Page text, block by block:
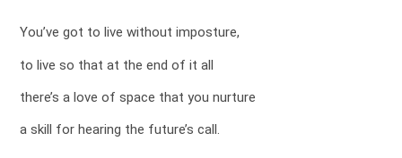
You’ve got to live without imposture,
to live so that at the end of it all
there’s a love of space that you nurture
a skill for hearing the future’s call.